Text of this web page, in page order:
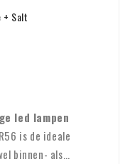
+ Salt
led lampen
is de ideale
binnen- als